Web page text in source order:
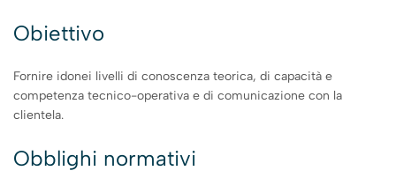
Obiettivo
Fornire idonei livelli di conoscenza teorica, di capacità e
competenza tecnico-operativa e di comunicazione con la
clientela.
Obblighi normativi